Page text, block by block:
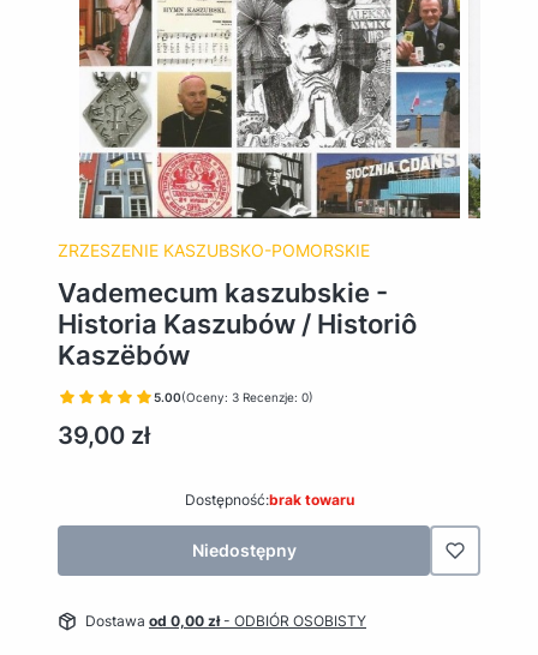
ZRZESZENIE KASZUBSKO-POMORSKIE
Vademecum kaszubskie -
Historia Kaszubów / Historiô
Kaszëbów
5.00(Oceny: 3 Recenzje: 0)
Cena
39,00 zł
Dostępność:brak towaru
Niedostępny
Dostawa od 0,00 zł- ODBIÓR OSOBISTY